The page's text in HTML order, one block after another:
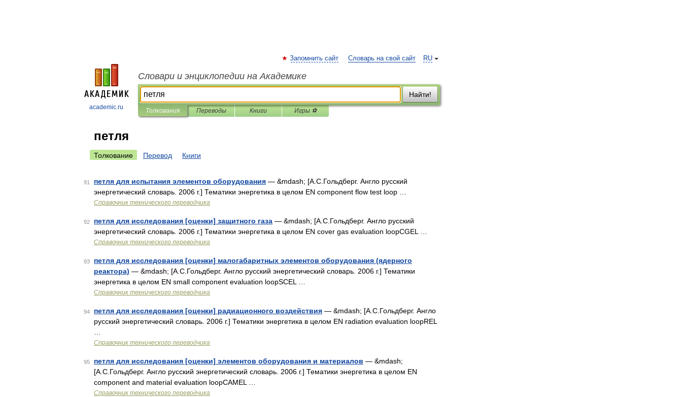
academic.ru
RU
Запомнить сайт Словарь на свой сайт
Словари и энциклопедии на Академике
Найти!
Толкования Переводы Книги Игры ⚽
петля
Толкование Перевод Книги
91 петля для испытания элементов оборудования — &mdash; [А.С.Гольдберг. Англо русский
энергетический словарь. 2006 г.] Тематики энергетика в целом EN component flow test loop …
Справочник технического переводчика
92 петля для исследования [оценки] защитного газа — &mdash; [А.С.Гольдберг. Англо русский
энергетический словарь. 2006 г.] Тематики энергетика в целом EN cover gas evaluation loopCGEL …
Справочник технического переводчика
93
петля для исследования [оценки] малогабаритных элементов оборудования (ядерного
реактора) — &mdash; [А.С.Гольдберг. Англо русский энергетический словарь. 2006 г.] Тематики
энергетика в целом EN small component evaluation loopSCEL …
Справочник технического переводчика
94 петля для исследования [оценки] радиационного воздействия — &mdash; [А.С.Гольдберг. Англо
русский энергетический словарь. 2006 г.] Тематики энергетика в целом EN radiation evaluation loopREL
Справочник технического переводчика
95 петля для исследования [оценки] элементов оборудования и материалов — &mdash;
[А.С.Гольдберг. Англо русский энергетический словарь. 2006 г.] Тематики энергетика в целом EN
component and material evaluation loopCAMEL …
Справочник технического переводчика